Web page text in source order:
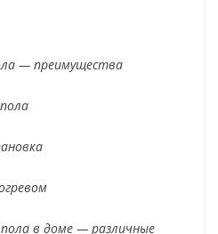
— преимущества
в доме — различные